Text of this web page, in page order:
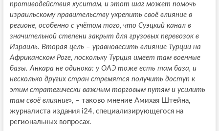
противодействия хуситам, и этот шаг может помочь
израильскому правительству укрепить своё влияние в
регионе, особенно с учётом того, что Суэцкий канал в
значительной степени закрыт для грузовых перевозок в
Израиль. Вторая цель – уравновесить влияние Турции на
Африканском Роге, поскольку Турция имеет там военные
базы. Анкара не одинока: у ОАЭ тоже есть там база, и
несколько других стран стремятся получить доступ к
этим стратегически важным торговым путям и усилить
там своё влияние», – таково мнение Амихая Штейна,
журналиста издания i24, специализирующегося на
региональных вопросах.